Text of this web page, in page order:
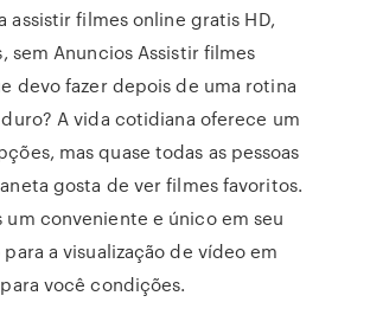
assistir filmes online gratis HD,
sem Anuncios Assistir filmes
devo fazer depois de uma rotina
A vida cotidiana oferece um
mas quase todas as pessoas
gosta de ver filmes favoritos.
um conveniente e único em seu
a visualização de vídeo em
você condições.